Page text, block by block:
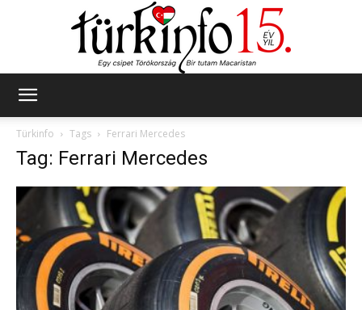
Türkinfo
Tags Ferrari Mercedes
Tag: Ferrari Mercedes